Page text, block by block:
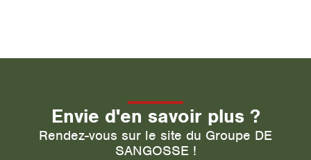
Envie d'en savoir plus ?
Rendez-vous sur le site du Groupe DE
SANGOSSE !